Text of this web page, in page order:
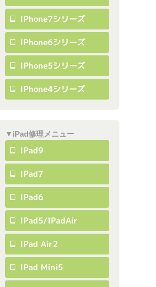
IPhone7シリーズ
IPhone6シリーズ
IPhone5シリーズ
IPhone4シリーズ
▼iPad修理メニュー
IPad9
IPad7
IPad6
IPad5/iPadAir
IPad Air2
IPad Mini5